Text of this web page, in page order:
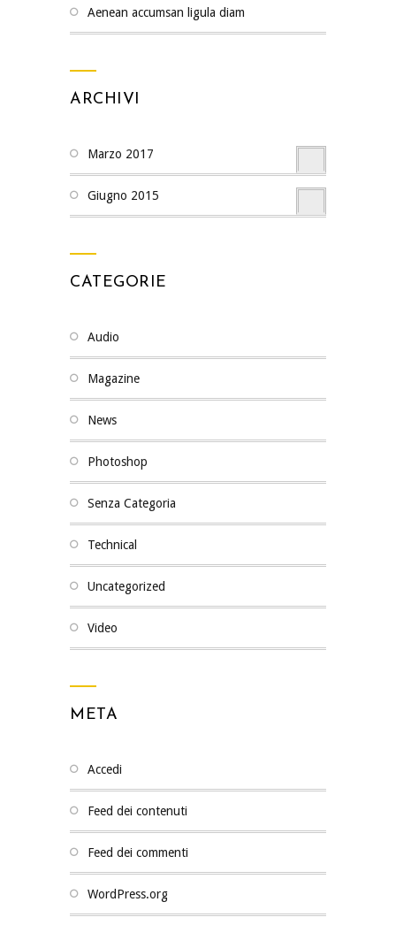
Aenean accumsan ligula diam
ARCHIVI
Marzo 2017
Giugno 2015
CATEGORIE
Audio
Magazine
News
Photoshop
Senza Categoria
Technical
Uncategorized
Video
META
Accedi
Feed dei contenuti
Feed dei commenti
WordPress.org